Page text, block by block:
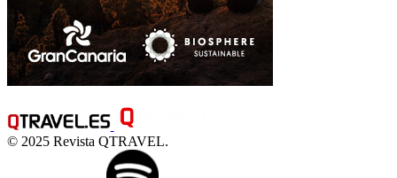
© 2025 Revista QTRAVEL.